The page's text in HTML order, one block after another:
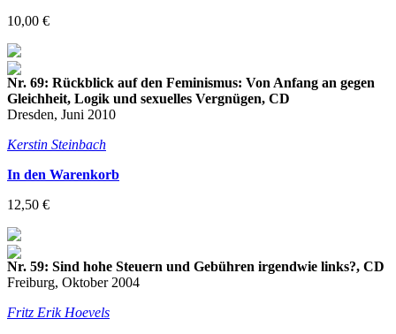
10,00 €
Nr. 69: Rückblick auf den Feminismus: Von Anfang an gegen
Gleichheit, Logik und sexuelles Vergnügen, CD
Dresden, Juni 2010
Kerstin Steinbach
In den Warenkorb
12,50 €
Nr. 59: Sind hohe Steuern und Gebühren irgendwie links?, CD
Freiburg, Oktober 2004
Fritz Erik Hoevels